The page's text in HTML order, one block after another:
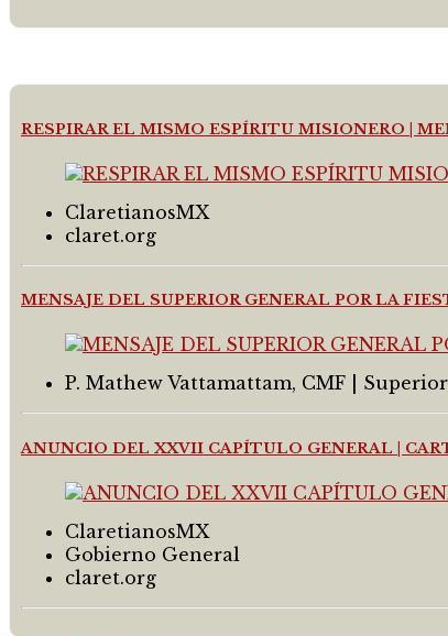
RESPIRAR EL MISMO ESPÍRITU MISIONERO |
ClaretianosMX
claret.org
MENSAJE DEL SUPERIOR GENERAL POR LA
P. Mathew Vattamattam, CMF |
ANUNCIO DEL XXVII CAPÍTULO GENERAL |
ClaretianosMX
Gobierno General
claret.org